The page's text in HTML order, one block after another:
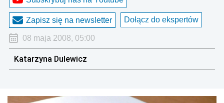
Zapisz się na newsletter Dołącz do ekspertów
08 maja 2008, 05:00
Katarzyna Dulewicz